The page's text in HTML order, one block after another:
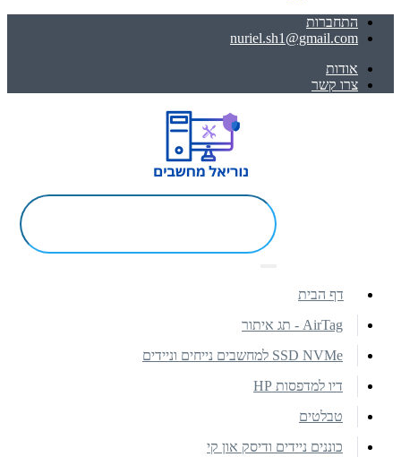
התחברות
nuriel.sh1@gmail.com
אודות
צרו קשר
דף הבית
AirTag - תג איתור
SSD NVMe למחשבים נייחים וניידים
דיו למדפסות HP
טבלטים
כוננים ניידים ודיסק און קי